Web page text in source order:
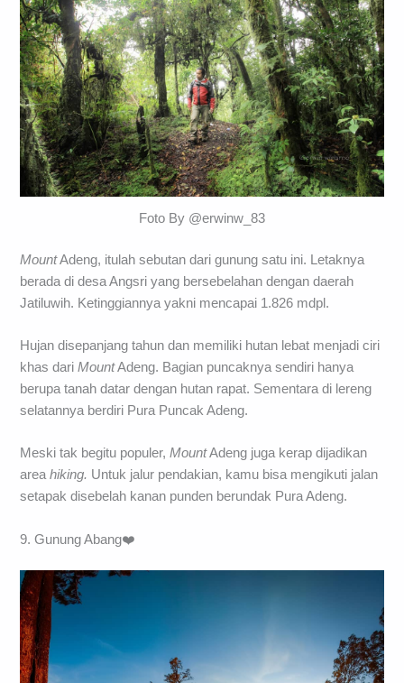
Foto By @erwinw_83
MountAdeng, itulah sebutan dari gunung satu ini. Letaknya
berada di desa Angsri yang bersebelahan dengan daerah
Jatiluwih. Ketinggiannya yakni mencapai 1.826 mdpl.
Hujan disepanjang tahun dan memiliki hutan lebat menjadi ciri
khas dariMountAdeng. Bagian puncaknya sendiri hanya
berupa tanah datar dengan hutan rapat. Sementara di lereng
selatannya berdiri Pura Puncak Adeng.
Meski tak begitu populer,MountAdeng juga kerap dijadikan
areahiking. Untuk jalur pendakian, kamu bisa mengikuti jalan
setapak disebelah kanan punden berundak Pura Adeng.
9. Gunung Abang❤️